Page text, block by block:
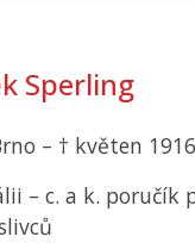
Sperling
– † květen
– c. a k. poručík